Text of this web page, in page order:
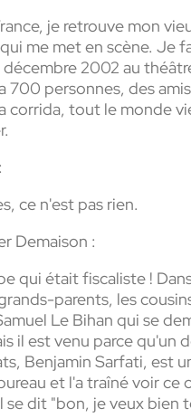
je retrouve mon
me met en scène. Je
décembre 2002 au
700 personnes, des
corrida, tout le monde
ce n'est pas rien.
Demaison :
qui était fiscaliste !
parents, les
Le Bihan qui se
il est venu parce qu'un
Benjamin Sarfati, est
et l'a traîné voir ce
se dit "bon, je veux bien